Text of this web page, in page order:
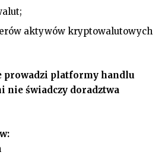
aktywów kryptowalutowych
prowadzi platformy handlu
nie świadczy doradztwa